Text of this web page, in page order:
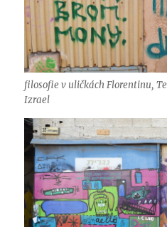
filosofie v uličkách Florentinu,
Izrael